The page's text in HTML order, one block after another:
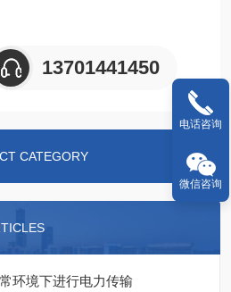
13701441450
CATEGORY
环境下进行电力传输
电话咨询
微信咨询